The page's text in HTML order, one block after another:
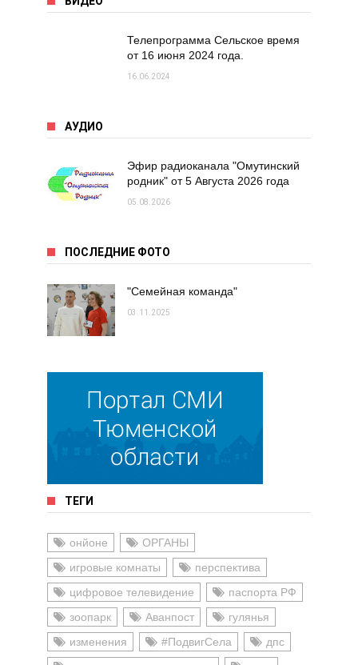
Телепрограмма Сельское время
от 16 июня 2024 года.
16.06.2024
АУДИО
Эфир радиоканала "Омутинский
родник" от 5 Августа 2026 года
05.08.2026
ПОСЛЕДНИЕ ФОТО
"Семейная команда"
03.11.2025
ТЕГИ
онйоне
ОРГАНЫ
игровые комнаты
перспектива
цифровое телевидение
паспорта РФ
зоопарк
Аванпост
гулянья
изменения
#ПодвигСела
дпс